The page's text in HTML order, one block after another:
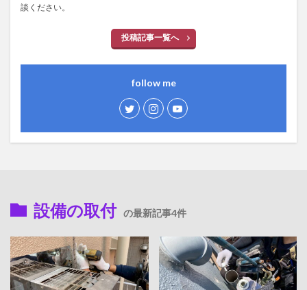
談ください。
投稿記事一覧へ
follow me
設備の取付 の最新記事4件